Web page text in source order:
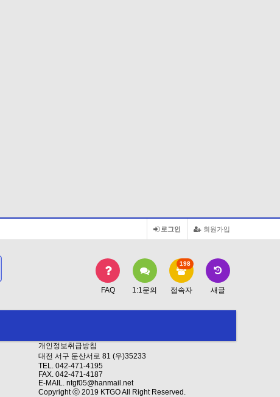
회원가입
로그인
FAQ 1:1문의 접속자
198
새글
개인정보취급방침
대전 서구 둔산서로 81 (우)35233
TEL. 042-471-4195
FAX. 042-471-4187
E-MAIL. ntgf05@hanmail.net
Copyright ⓒ 2019 KTGO All Right Reserved.